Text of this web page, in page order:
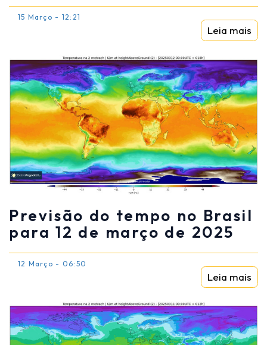
15 Março - 12:21
Leia mais
Previsão do tempo no Brasil
para 12 de março de 2025
12 Março - 06:50
Leia mais